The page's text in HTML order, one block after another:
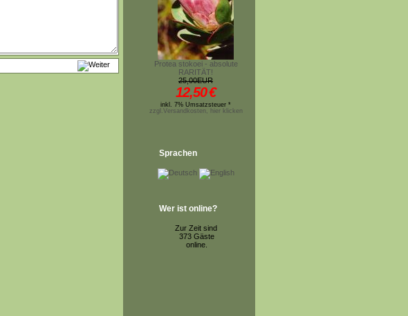
Protea stokoei - absolute
RARITÄT!
25,00EUR
12,50€
inkl. 7% Umsatzsteuer *
zzgl.Versandkosten, hier klicken
Sprachen
Wer ist online?
Zur Zeit sind
373 Gäste
online.